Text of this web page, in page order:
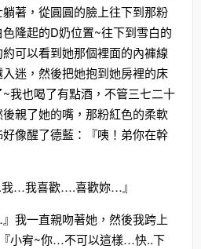
著，從圓圓的臉上往下到那粉
隆起的D奶位置~往下到雪白的
可以看到她那個裡面的內褲線
迷，然後把她抱到她房裡的床
~我也喝了有點酒，不管三七二十
親了她的嘴，那粉紅色的柔軟
像醒了德藍：『咦！弟你在幹
…我喜歡….喜歡妳…』
我一直親吻著她，然後我跨上
小宥~你…不可以這樣…快..下